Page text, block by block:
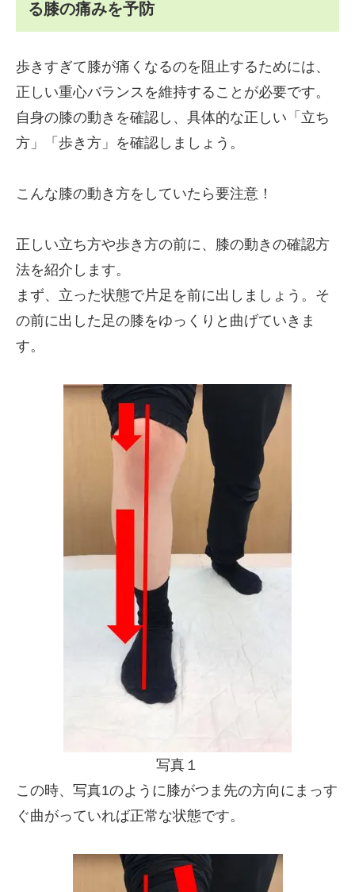
る膝の痛みを予防
歩きすぎて膝が痛くなるのを阻止するためには、
正しい重心バランスを維持することが必要です。
自身の膝の動きを確認し、具体的な正しい「立ち
方」「歩き方」を確認しましょう。
こんな膝の動き方をしていたら要注意！
正しい立ち方や歩き方の前に、膝の動きの確認方
法を紹介します。
まず、立った状態で片足を前に出しましょう。そ
の前に出した足の膝をゆっくりと曲げていきま
す。
写真１
この時、写真1のように膝がつま先の方向にまっす
ぐ曲がっていれば正常な状態です。